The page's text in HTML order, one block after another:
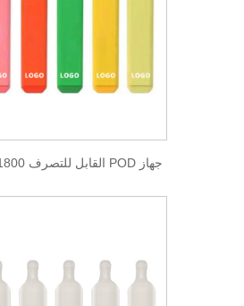
جهاز POD القابل للتصرف OEM 1800 نفث